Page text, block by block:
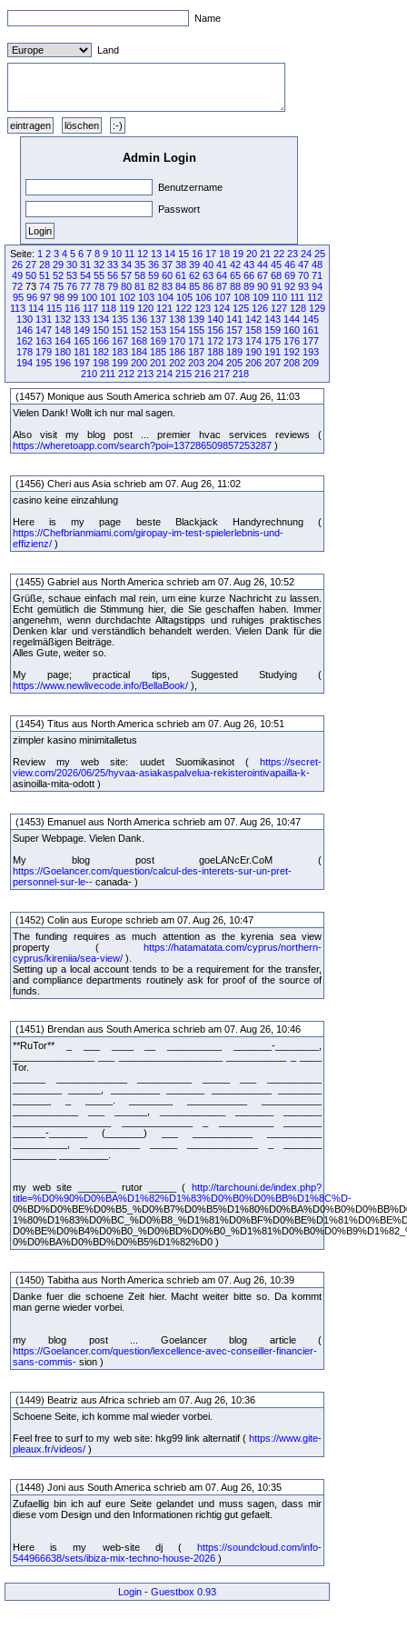
Name
Land
Admin Login
Benutzername
Passwort
Seite: 1 2 3 4 5 6 7 8 9 10 11 12 13 14 15 16 17 18 19 20 21 22 23 24 25
26 27 28 29 30 31 32 33 34 35 36 37 38 39 40 41 42 43 44 45 46 47 48
49 50 51 52 53 54 55 56 57 58 59 60 61 62 63 64 65 66 67 68 69 70 71
72 73 74 75 76 77 78 79 80 81 82 83 84 85 86 87 88 89 90 91 92 93 94
95 96 97 98 99 100 101 102 103 104 105 106 107 108 109 110 111 112
113 114 115 116 117 118 119 120 121 122 123 124 125 126 127 128 129
130 131 132 133 134 135 136 137 138 139 140 141 142 143 144 145
146 147 148 149 150 151 152 153 154 155 156 157 158 159 160 161
162 163 164 165 166 167 168 169 170 171 172 173 174 175 176 177
178 179 180 181 182 183 184 185 186 187 188 189 190 191 192 193
194 195 196 197 198 199 200 201 202 203 204 205 206 207 208 209
210 211 212 213 214 215 216 217 218
(1457) Monique aus South America schrieb am 07. Aug 26, 11:03
Vielen Dank! Wollt ich nur mal sagen.
Also visit my blog post ... premier hvac services reviews (
https://wheretoapp.com/search?poi=137286509857253287 )
(1456) Cheri aus Asia schrieb am 07. Aug 26, 11:02
casino keine einzahlung
Here is my page beste Blackjack Handyrechnung (
https://Chefbrianmiami.com/giropay-im-test-spielerlebnis-und-
effizienz/ )
(1455) Gabriel aus North America schrieb am 07. Aug 26, 10:52
Grüße, schaue einfach mal rein, um eine kurze Nachricht zu lassen.
Echt gemütlich die Stimmung hier, die Sie geschaffen haben. Immer
angenehm, wenn durchdachte Alltagstipps und ruhiges praktisches
Denken klar und verständlich behandelt werden. Vielen Dank für die
regelmäßigen Beiträge.
Alles Gute, weiter so.
My page; practical tips, Suggested Studying (
https://www.newlivecode.info/BellaBook/ ),
(1454) Titus aus North America schrieb am 07. Aug 26, 10:51
zimpler kasino minimitalletus
Review my web site: uudet Suomikasinot ( https://secret-
view.com/2026/06/25/hyvaa-asiakaspalvelua-rekisterointivapailla-k-
asinoilla-mita-odott )
(1453) Emanuel aus North America schrieb am 07. Aug 26, 10:47
Super Webpage. Vielen Dank.
My blog post goeLANcEr.CoM (
https://Goelancer.com/question/calcul-des-interets-sur-un-pret-
personnel-sur-le-- canada- )
(1452) Colin aus Europe schrieb am 07. Aug 26, 10:47
The funding requires as much attention as the kyrenia sea view
property ( https://hatamatata.com/cyprus/northern-
cyprus/kireniia/sea-view/ ).
Setting up a local account tends to be a requirement for the transfer,
and compliance departments routinely ask for proof of the source of
funds.
(1451) Brendan aus South America schrieb am 07. Aug 26, 10:46
**RuTor** _ ___ ____ __ __________ _______-________,
Tor.
______-_______ (_______) ___ ___________ __________
my web site _______ rutor _____ ( http://tarchouni.de/index.php?
title=%D0%90%D0%BA%D1%82%D1%83%D0%B0%D0%BB%D1%8C%D-
0%D0%BA%D0%BD%D0%B5%D1%82%D0 )
(1450) Tabitha aus North America schrieb am 07. Aug 26, 10:39
Danke fuer die schoene Zeit hier. Macht weiter bitte so. Da kommt
man gerne wieder vorbei.
my blog post ... Goelancer blog article (
https://Goelancer.com/question/lexcellence-avec-conseiller-financier-
sans-commis- sion )
(1449) Beatriz aus Africa schrieb am 07. Aug 26, 10:36
Schoene Seite, ich komme mal wieder vorbei.
Feel free to surf to my web site: hkg99 link alternatif ( https://www.gite-
pleaux.fr/videos/ )
(1448) Joni aus South America schrieb am 07. Aug 26, 10:35
Zufaellig bin ich auf eure Seite gelandet und muss sagen, dass mir
diese vom Design und den Informationen richtig gut gefaelt.
Here is my web-site dj ( https://soundcloud.com/info-
544966638/sets/ibiza-mix-techno-house-2026 )
Login - Guestbox 0.93